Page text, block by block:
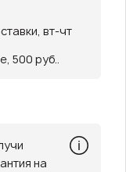
вт-чт
500 руб..
на